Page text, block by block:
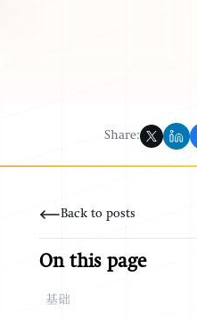
Share:
Back to posts
On this page
基础